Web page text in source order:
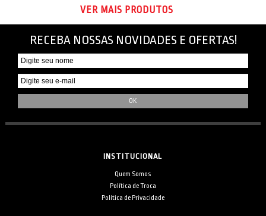
VER MAIS PRODUTOS
RECEBA NOSSAS NOVIDADES E OFERTAS!
INSTITUCIONAL
Quem Somos
Política de Troca
Política de Privacidade